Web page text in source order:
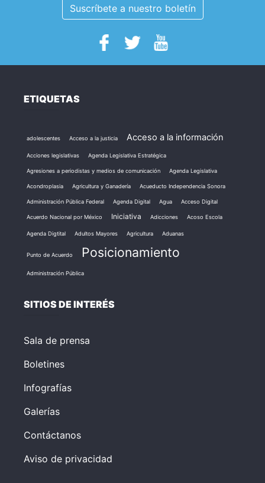
Suscríbete a nuestro boletín
ETIQUETAS
adolescentes Acceso a la justicia Acceso a la información
Acciones legislativas Agenda Legislativa Estratégica
Agresiones a periodistas y medios de comunicación Agenda Legislativa
Acondroplasia Agricultura y Ganadería Acueducto Independencia Sonora
Administración Pública Federal Agenda Digital Agua Acceso Digital
Acuerdo Nacional por México Iniciativa Adicciones Acoso Escola
Agenda Digtital Adultos Mayores Agricultura Aduanas
Punto de Acuerdo Posicionamiento
Administración Pública
SITIOS DE INTERÉS
Sala de prensa
Boletines
Infografías
Galerías
Contáctanos
Aviso de privacidad